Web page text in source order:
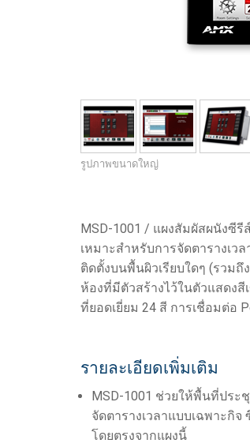
ดีไซน์
N-
รูปภาพขนาดใหญ่
MSD-1001 / แผงสัมผัสผนังซี
เหมาะสำหรับการจัดตารางเว
ติดตั้งบนพื้นผิวเรียบใดๆ (รวม
ห้องที่มีตัวสร้างไว้ในตัวแสดง
ที่ยอดเยี่ยม 24 สี การเชื่อมต่อ
รายละเอียดเพิ่มเติม
MSD-1001 ช่วยให้พื้นที่ปร
จัดตารางเวลาแบบเฉพาะกิจ
โดยตรงจากแผงนี้